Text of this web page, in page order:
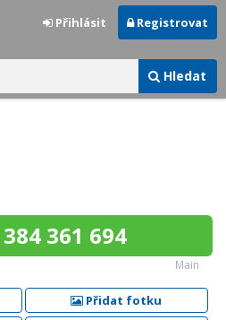
Hledat
Přihlásit Registrovat
361 694
Main
Přidat fotku